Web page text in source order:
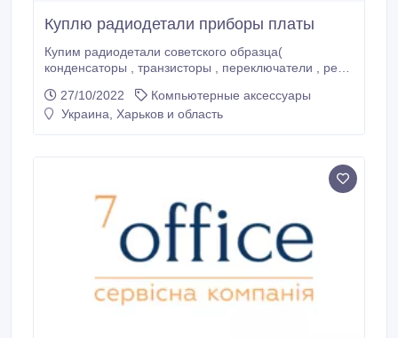
Куплю радиодетали приборы платы
Купим радиодетали советского образца(
конденсаторы , транзисторы , переключатели , реле
осциллографы , частотомеры , вольтметры ,
генераторы сигналов и т.д) платы Самовывоз
27/10/2022
Компьютерные аксессуары
Украина, Харьков и область